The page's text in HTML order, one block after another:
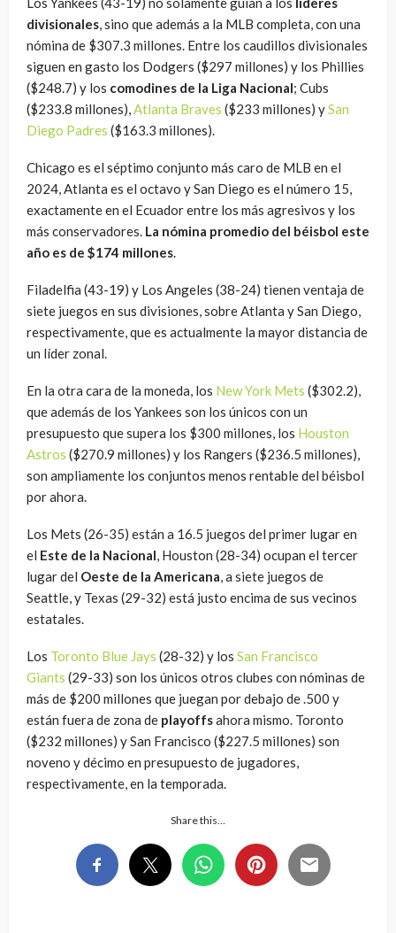
divisionales, sino que además a la MLB completa, con una
nómina de $307.3 millones. Entre los caudillos divisionales
siguen en gasto los Dodgers ($297 millones) y los Phillies
($248.7) y los comodines de la Liga Nacional; Cubs
($233.8 millones),Atlanta Braves ($233 millones) ySan
Diego Padres ($163.3 millones).
Chicago es el séptimo conjunto más caro de MLB en el
2024, Atlanta es el octavo y San Diego es el número 15,
exactamente en el Ecuador entre los más agresivos y los
más conservadores. La nómina promedio del béisbol este
año es de $174 millones.
Filadelfia (43-19) y Los Angeles (38-24) tienen ventaja de
siete juegos en sus divisiones, sobre Atlanta y San Diego,
respectivamente, que es actualmente la mayor distancia de
un líder zonal.
En la otra cara de la moneda, los New York Mets ($302.2),
que además de los Yankees son los únicos con un
presupuesto que supera los $300 millones, los Houston
Astros ($270.9 millones) y los Rangers ($236.5 millones),
son ampliamente los conjuntos menos rentable del béisbol
por ahora.
Los Mets (26-35) están a 16.5 juegos del primer lugar en
el Este de la Nacional, Houston (28-34) ocupan el tercer
lugar del Oeste de la Americana, a siete juegos de
Seattle, y Texas (29-32) está justo encima de sus vecinos
estatales.
Los Toronto Blue Jays (28-32) y los San Francisco
Giants (29-33) son los únicos otros clubes con nóminas de
más de $200 millones que juegan por debajo de .500 y
están fuera de zona de playoffsahora mismo. Toronto
($232 millones) y San Francisco ($227.5 millones) son
noveno y décimo en presupuesto de jugadores,
respectivamente, en la temporada.
Share this…